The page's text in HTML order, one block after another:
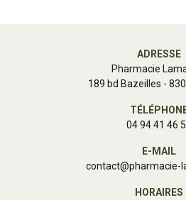
ADRESSE
Pharmacie
189 bd Bazeilles -
04 94 41 46
E-MAIL
contact@pharmacie-
HORAIRES